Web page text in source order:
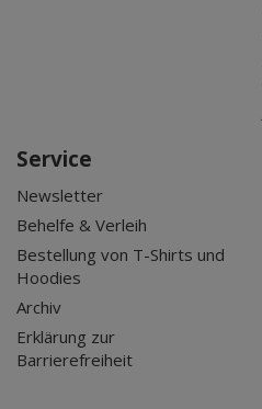
Service
Newsletter
Behelfe & Verleih
Bestellung von T-Shirts und
Hoodies
Archiv
Erklärung zur
Barrierefreiheit